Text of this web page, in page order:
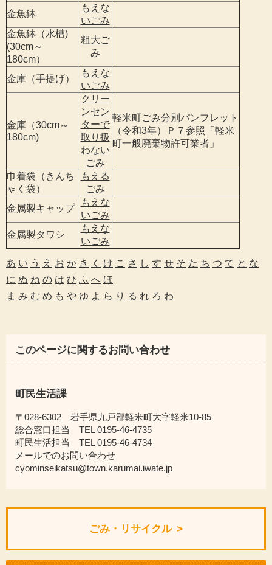
金魚鉢
もえな
いごみ
金魚鉢（水槽)
(30cm～
180cm）
粗大ご
み
金庫（手提げ）
もえな
いごみ
金庫（30cm～
180cm)
クリー
ンセン
ターで
取り扱
わない
ごみ
軽米町ごみ分別パンフレット
（令和3年）Ｐ７参照「軽米
町一般廃棄物許可業者」
巾着袋（きんち
ゃく袋）
もえる
ごみ
金属製キャップ
もえな
いごみ
金属製タワシ
もえな
いごみ
あ い う え お か き く け こ さ し す せ そ た ち つ て と な
に ぬ ね の は ひ ふ へ ほ
ま み む め も や ゆ よ ら り る れ ろ わ
このページに関するお問い合わせ
町民生活課
〒028-6302 岩手県九戸郡軽米町大字軽米10-85
総合窓口担当 TEL 0195-46-4735
町民生活担当 TEL 0195-46-4734
メールでのお問い合わせ
cyominseikatsu@town.karumai.iwate.jp
ごみ・リサイクル